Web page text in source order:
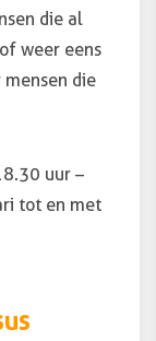
die al
weer eens
die
uur –
tot en met